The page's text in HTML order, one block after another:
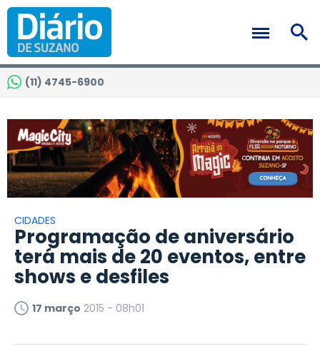
(11) 4745-6900
CIDADES
Programação de aniversário
terá mais de 20 eventos, entre
shows e desfiles
17 março 2015 - 08h01